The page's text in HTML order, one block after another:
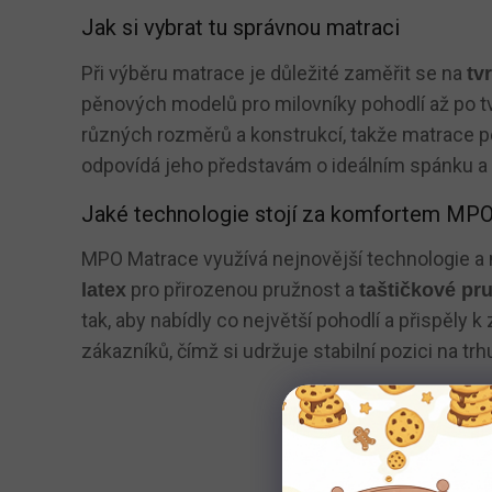
Jak si vybrat tu správnou matraci
Při výběru matrace je důležité zaměřit se na
pěnových modelů pro milovníky pohodlí až po
různých rozměrů a konstrukcí, takže matrace
odpovídá jeho představám o ideálním spánku
Jaké technologie stojí za komfortem MPO
MPO Matrace využívá nejnovější technologie
latex pro přirozenou pružnost a taštičkové
tak, aby nabídly co největší pohodlí a přispěly
zákazníků, čímž si udržuje stabilní pozici na